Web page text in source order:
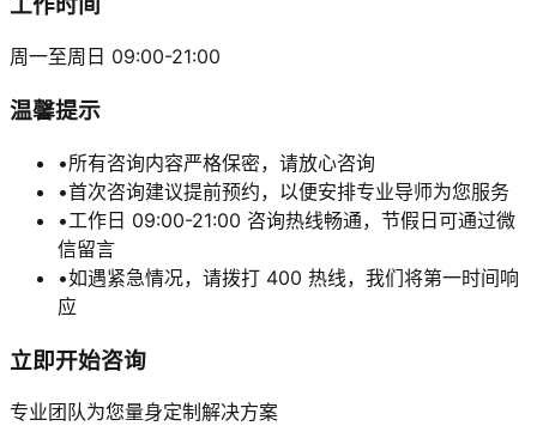
周一至周日 09:00-21:00
温馨提示
•所有咨询内容严格保密，请放心咨询
•首次咨询建议提前预约，以便安排专业导师为您服务
•工作日 09:00-21:00 咨询热线畅通，节假日可通过微
信留言
•如遇紧急情况，请拨打 400 热线，我们将第一时间响
应
立即开始咨询
专业团队为您量身定制解决方案